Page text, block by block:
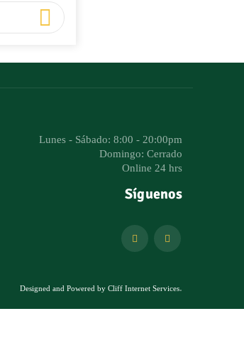

Lunes - Sábado: 8:00 - 20:00pm
Domingo: Cerrado
Online 24 hrs
Síguenos
Designed and Powered by Cliff Internet Services.